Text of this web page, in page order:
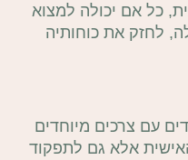
כל אם יכולה למצוא
לחזק את כוחותיה
עם צרכים מיוחדים
אלא גם לתפקוד